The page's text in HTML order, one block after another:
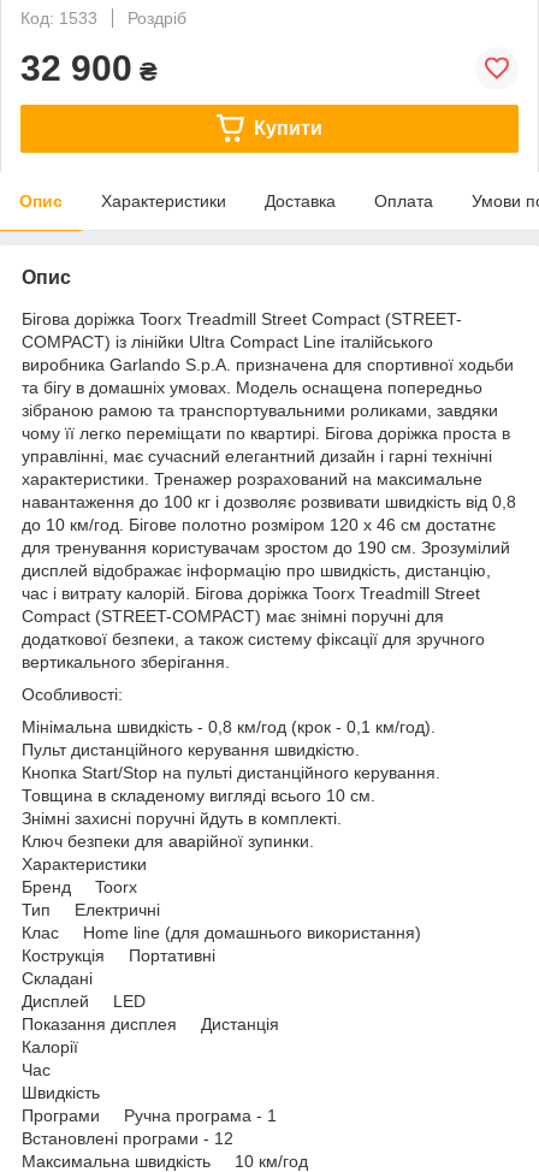
Код: 1533
Роздріб
32 900 ₴
Купити
Опис Характеристики Доставка Оплата Умови
Опис
Бігова доріжка Toorx Treadmill Street Compact (STREET-
COMPACT) із лінійки Ultra Compact Line італійського
виробника Garlando S.p.A. призначена для спортивної ходьби
та бігу в домашніх умовах. Модель оснащена попередньо
зібраною рамою та транспортувальними роликами, завдяки
чому її легко переміщати по квартирі. Бігова доріжка проста в
управлінні, має сучасний елегантний дизайн і гарні технічні
характеристики. Тренажер розрахований на максимальне
навантаження до 100 кг і дозволяє розвивати швидкість від 0,8
до 10 км/год. Бігове полотно розміром 120 х 46 см достатнє
для тренування користувачам зростом до 190 см. Зрозумілий
дисплей відображає інформацію про швидкість, дистанцію,
час і витрату калорій. Бігова доріжка Toorx Treadmill Street
Compact (STREET-COMPACT) має знімні поручні для
додаткової безпеки, а також систему фіксації для зручного
вертикального зберігання.
Особливості:
Мінімальна швидкість - 0,8 км/год (крок - 0,1 км/год).
Пульт дистанційного керування швидкістю.
Кнопка Start/Stop на пульті дистанційного керування.
Товщина в складеному вигляді всього 10 см.
Знімні захисні поручні йдуть в комплекті.
Ключ безпеки для аварійної зупинки.
Характеристики
Бренд Toorx
Тип Електричні
Клас Home line (для домашнього використання)
Кострукція Портативні
Складані
Дисплей LED
Показання дисплея Дистанція
Калорії
Час
Швидкість
Програми Ручна програма - 1
Встановлені програми - 12
Максимальна швидкість 10 км/год